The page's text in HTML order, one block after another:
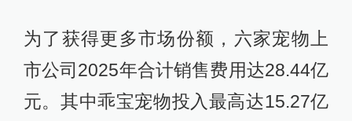
为了获得更多市场份额，六家宠物上
市公司2025年合计销售费用达28.44亿
元。其中乖宝宠物投入最高达15.27亿